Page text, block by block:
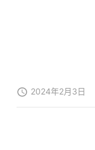
2024年2月3日